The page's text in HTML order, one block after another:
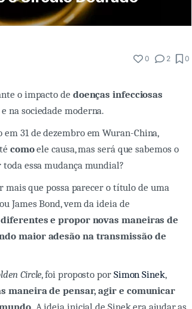
0 2 0
o impacto de doenças infecciosas
na sociedade moderna.
31 de dezembro em Wuran-China,
comoele causa, mas será que sabemos o
essa mudança mundial?
mais que possa parecer o título de uma
James Bond, vem da ideia de
e propor novas maneiras de
maior adesão na transmissão de
Circle, foi proposto por Simon Sinek,
maneira de pensar, agir e comunicar